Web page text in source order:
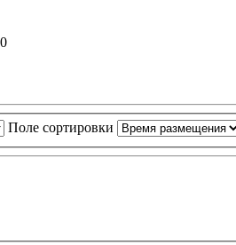
Поле сортировки